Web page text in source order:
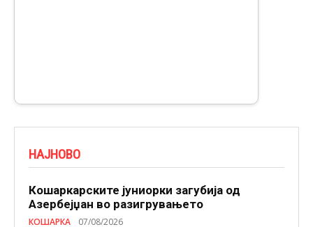
НАЈНОВО
Кошаркарските јуниорки загубија од
Азербејџан во разигрувањето
КОШАРКА 07/08/2026